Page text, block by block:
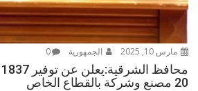
مارس 10, 2025 الجمهورية 0
20 مصنع وشركة بالقطاع الخاص